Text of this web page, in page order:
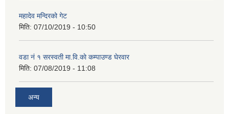
महादेव मन्दिरको गेट
मिति: 07/10/2019 - 10:50
वडा नं १ सरस्वती मा.वि.काे कम्पाउण्ड घेरवार
मिति: 07/08/2019 - 11:08
अन्य